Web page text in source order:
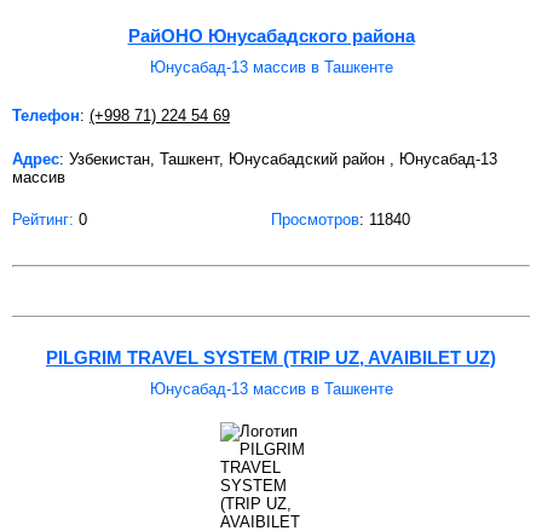
РайОНО Юнусабадского района
Юнусабад-13 массив в Ташкенте
Телефон: (+998 71) 224 54 69
Адрес: Узбекистан, Ташкент, Юнусабадский район , Юнусабад-13
массив
Рейтинг: 0 Просмотров: 11840
PILGRIM TRAVEL SYSTEM (TRIP UZ, AVAIBILET UZ)
Юнусабад-13 массив в Ташкенте